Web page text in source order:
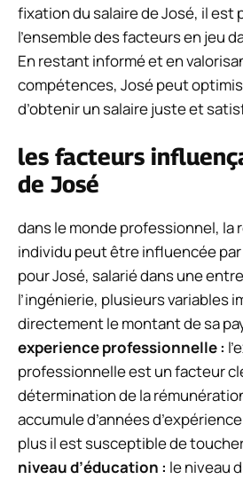
fixation du salaire de José, il est
l’ensemble des facteurs en jeu
En restant informé et en
compétences, José peut
d’obtenir un salaire juste et
les facteurs
de José
dans le monde professionnel, la
individu peut être influencée
pour José, salarié dans une
l’ingénierie, plusieurs variables
directement le montant de sa
experience professionnelle :
professionnelle est un facteur
détermination de la
accumule d’années
plus il est susceptible de
niveau d’éducation : le niveau